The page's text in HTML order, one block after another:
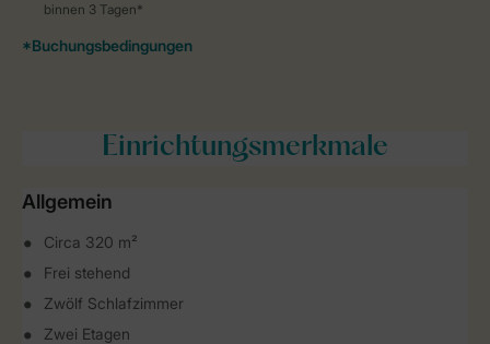
Einrichtungsmerkmale
Allgemein
Circa 320 m²
Frei stehend
Zwölf Schlafzimmer
Zwei Etagen